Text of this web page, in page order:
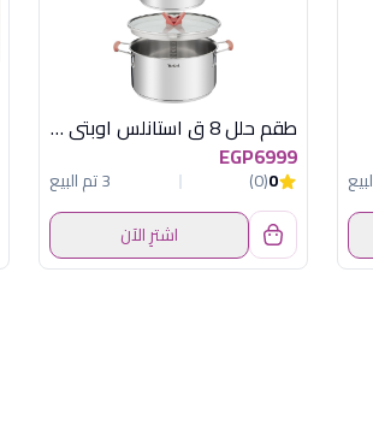
طقم حلل 8 ق استانلس اوبتى سباس تيفال
EGP6999
0
(0)
3 تم البيع
اشترِ الآن